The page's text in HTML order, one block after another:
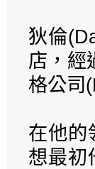
狄倫
店，經
格公司
在他的
想最初